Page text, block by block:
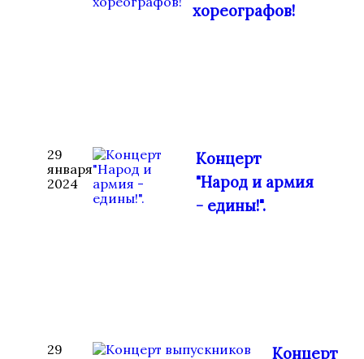
хореографов!
29
января
2024
Концерт
"Народ и армия
- едины!".
29
Концерт